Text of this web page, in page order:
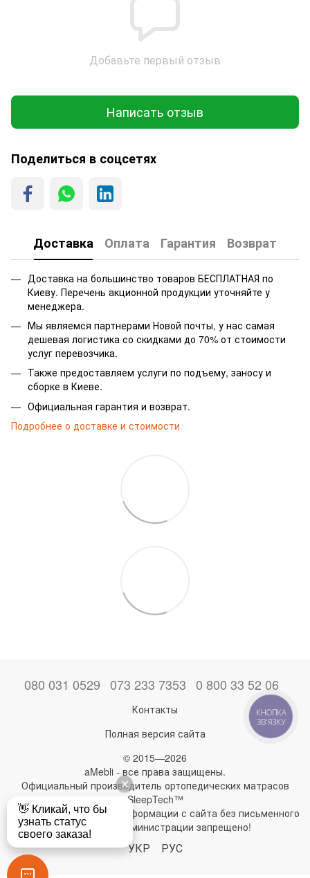
Добавьте первый отзыв
Написать отзыв
Поделиться в соцсетях
Доставка Оплата Гарантия Возврат
Доставка на большинство товаров БЕСПЛАТНАЯ по
Киеву. Перечень акционной продукции уточняйте у
менеджера.
Мы являемся партнерами Новой почты, у нас самая
дешевая логистика со скидками до 70% от стоимости
услуг перевозчика.
Также предоставляем услуги по подъему, заносу и
сборке в Киеве.
Официальная гарантия и возврат.
Подробнее о доставке и стоимости
080 031 0529 073 233 7353 0 800 33 52 06
Контакты
Полная версия сайта
© 2015—2026
aMebli - все права защищены.
Официальный производитель ортопедических матрасов
SleepTech™
Любое использование информации с сайта без письменного
разрешения администрации запрещено!
УКР РУС
КНОПКА
ЗВ'ЯЗКУ